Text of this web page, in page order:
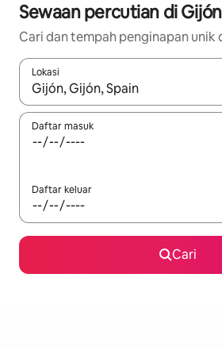
Sewaan percutian di Gijón
Cari dan tempah penginapan unik
Lokasi
Apabila hasil tersedia, navigasi
Daftar masuk
Daftar keluar
Cari